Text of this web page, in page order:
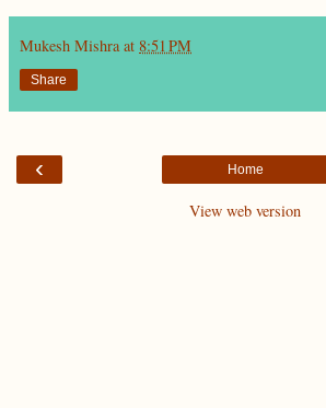
Mukesh Mishra at 8:51 PM
Share
‹ Home
View web version